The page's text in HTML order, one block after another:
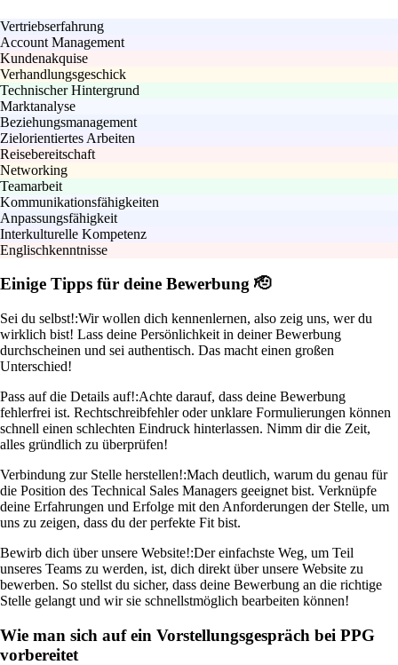
Vertriebserfahrung
Account Management
Kundenakquise
Verhandlungsgeschick
Technischer Hintergrund
Marktanalyse
Beziehungsmanagement
Zielorientiertes Arbeiten
Reisebereitschaft
Networking
Teamarbeit
Kommunikationsfähigkeiten
Anpassungsfähigkeit
Interkulturelle Kompetenz
Englischkenntnisse
Einige Tipps für deine Bewerbung 🫡
Sei du selbst!:Wir wollen dich kennenlernen, also zeig uns, wer du
wirklich bist! Lass deine Persönlichkeit in deiner Bewerbung
durchscheinen und sei authentisch. Das macht einen großen
Unterschied!
Pass auf die Details auf!:Achte darauf, dass deine Bewerbung
fehlerfrei ist. Rechtschreibfehler oder unklare Formulierungen können
schnell einen schlechten Eindruck hinterlassen. Nimm dir die Zeit,
alles gründlich zu überprüfen!
Verbindung zur Stelle herstellen!:Mach deutlich, warum du genau für
die Position des Technical Sales Managers geeignet bist. Verknüpfe
deine Erfahrungen und Erfolge mit den Anforderungen der Stelle, um
uns zu zeigen, dass du der perfekte Fit bist.
Bewirb dich über unsere Website!:Der einfachste Weg, um Teil
unseres Teams zu werden, ist, dich direkt über unsere Website zu
bewerben. So stellst du sicher, dass deine Bewerbung an die richtige
Stelle gelangt und wir sie schnellstmöglich bearbeiten können!
Wie man sich auf ein Vorstellungsgespräch bei PPG
vorbereitet